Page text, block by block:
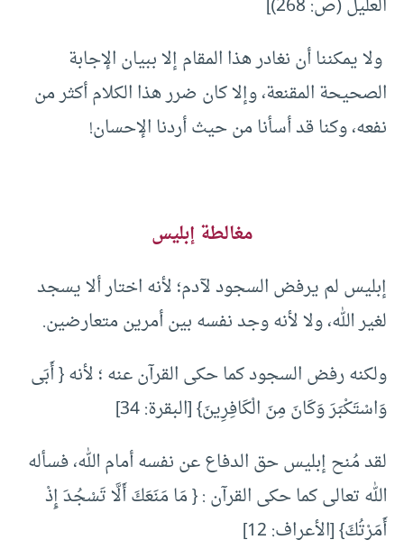
ولا يمكننا أن نغادر هذا المقام إلا ببيان الإجابة
الصحيحة المقنعة، وإلا كان ضرر هذا الكلام أكثر من
نفعه، وكنا قد أسأنا من حيث أردنا الإحسان!
مغالطة إبليس
إبليس لم يرفض السجود لآدم؛ لأنه اختار ألا يسجد
لغير الله، ولا لأنه وجد نفسه بين أمرين متعارضين.
ولكنه رفض السجود كما حكى القرآن عنه ؛ لأنه { أَبَى
وَاسْتَكْبَرَ وَكَانَ مِنَ الْكَافِرِينَ} [البقرة: 34]
لقد مُنح إبليس حق الدفاع عن نفسه أمام الله، فسأله
الله تعالى كما حكى القرآن : { مَا مَنَعَكَ أَلَّا تَسْجُدَ إِذْ
أَمَرْتُكَ} [الأعراف: 12]